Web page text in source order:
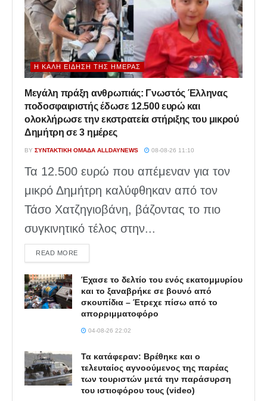
Η ΚΑΛΉ ΕΊΔΗΣΗ ΤΗΣ ΗΜΈΡΑΣ
Μεγάλη πράξη ανθρωπιάς: Γνωστός Έλληνας
ποδοσφαιριστής έδωσε 12.500 ευρώ και
ολοκλήρωσε την εκστρατεία στήριξης του μικρού
Δημήτρη σε 3 ημέρες
BY ΣΥΝΤΑΚΤΙΚΉ ΟΜΆΔΑ ALLDAYNEWS 08-08-26 11:10
Τα 12.500 ευρώ που απέμεναν για τον
μικρό Δημήτρη καλύφθηκαν από τον
Τάσο Χατζηγιοβάνη, βάζοντας το πιο
συγκινητικό τέλος στην...
READ MOREDETAILS
Έχασε το δελτίο του ενός εκατομμυρίου
και το ξαναβρήκε σε βουνό από
σκουπίδια – Έτρεχε πίσω από το
απορριμματοφόρο
04-08-26 22:02
Τα κατάφεραν: Βρέθηκε και ο
τελευταίος αγνοούμενος της παρέας
των τουριστών μετά την παράσυρση
του ιστιοφόρου τους (video)